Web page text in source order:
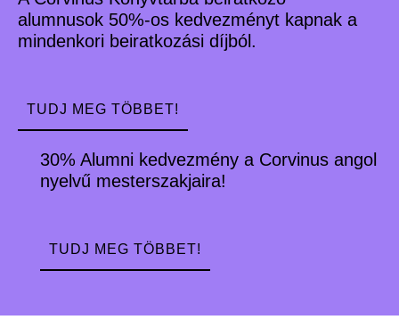
alumnusok 50%-os kedvezményt kapnak a
mindenkori beiratkozási díjból.
TUDJ MEG TÖBBET!
30% Alumni kedvezmény a Corvinus angol
nyelvű mesterszakjaira!
TUDJ MEG TÖBBET!